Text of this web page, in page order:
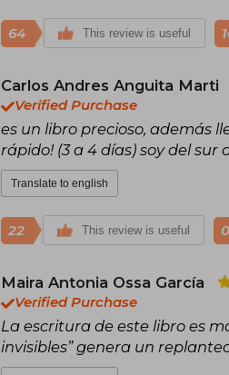
64 This review is useful
Carlos Andres Anguita Marti
Verified Purchase
es un libro precioso, además
rápido! (3 a 4 días) soy del sur
Translate to english
22 This review is useful 0
Maira Antonia Ossa García
Verified Purchase
La escritura de este libro es
invisibles” genera un